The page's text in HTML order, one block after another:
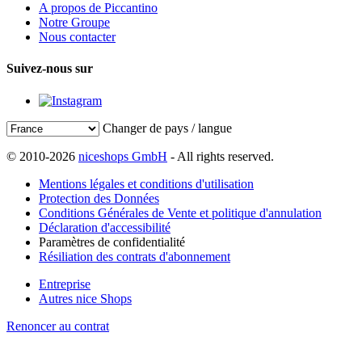
A propos de Piccantino
Notre Groupe
Nous contacter
Suivez-nous sur
Changer de pays / langue
© 2010-2026 niceshops GmbH - All rights reserved.
Mentions légales et conditions d'utilisation
Protection des Données
Conditions Générales de Vente et politique d'annulation
Déclaration d'accessibilité
Paramètres de confidentialité
Résiliation des contrats d'abonnement
Entreprise
Autres nice Shops
Renoncer au contrat